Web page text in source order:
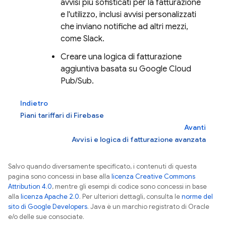
avvisi più sofisticati per la fatturazione
e l'utilizzo, inclusi avvisi personalizzati
che inviano notifiche ad altri mezzi,
come Slack.
Creare una logica di fatturazione
aggiuntiva basata su Google Cloud
Pub/Sub.
Indietro
Piani tariffari di Firebase
Avanti
Avvisi e logica di fatturazione avanzata
Salvo quando diversamente specificato, i contenuti di questa
pagina sono concessi in base alla licenza Creative Commons
Attribution 4.0, mentre gli esempi di codice sono concessi in base
alla licenza Apache 2.0. Per ulteriori dettagli, consulta lenorme del
sito di Google Developers. Java è un marchio registrato di Oracle
e/o delle sue consociate.